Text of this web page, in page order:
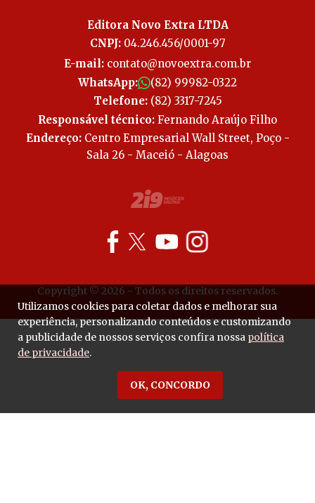
Editora Novo Extra LTDA
CNPJ:04.246.456/0001-97
E-mail: contato@novoextra.com.br
WhatsApp:
(82) 99982-0322
Telefone:(82) 3317-7245
Responsável técnico: Fernando Araújo Filho
Endereço:Centro Empresarial Wall Street, Poço -
Sala 26 - Maceió - Alagoas
Copyright © 2026 - Todos os direitos reservados.
Utilizamos cookies para coletar dados e melhorar sua
experiência, personalizando conteúdos e customizando
a publicidade de nossos serviços confira nossa política
de privacidade.
OK, CONCORDO